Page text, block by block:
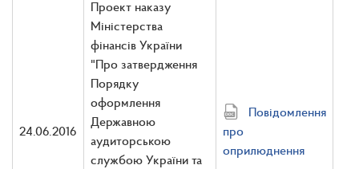
24.06.2016
Проект наказу
Міністерства
фінансів України
"Про затвердження
Порядку
оформлення
Державною
аудиторською
службою України та
Повідомлення
про
оприлюднення